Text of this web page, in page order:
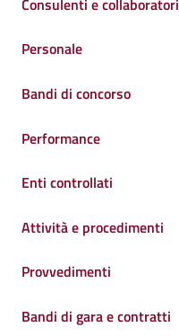
Personale
Bandi di concorso
Performance
Enti controllati
Attività e procedimenti
Provvedimenti
Bandi di gara e contratti